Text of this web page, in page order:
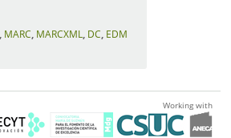
MARC MARCXML DC EDM
Working with